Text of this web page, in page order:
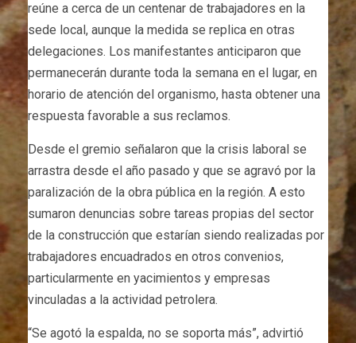
reúne a cerca de un centenar de trabajadores en la
sede local, aunque la medida se replica en otras
delegaciones. Los manifestantes anticiparon que
permanecerán durante toda la semana en el lugar, en
horario de atención del organismo, hasta obtener una
respuesta favorable a sus reclamos.
Desde el gremio señalaron que la crisis laboral se
arrastra desde el año pasado y que se agravó por la
paralización de la obra pública en la región. A esto
sumaron denuncias sobre tareas propias del sector
de la construcción que estarían siendo realizadas por
trabajadores encuadrados en otros convenios,
particularmente en yacimientos y empresas
vinculadas a la actividad petrolera.
“Se agotó la espalda, no se soporta más”, advirtió